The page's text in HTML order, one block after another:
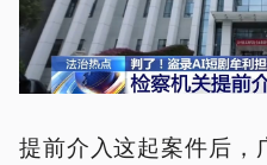
提前介入这起案件后，